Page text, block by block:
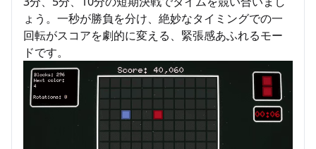
ょう。一秒が勝負を分け、絶妙なタイミングでの一
回転がスコアを劇的に変える、緊張感あふれるモー
ドです。